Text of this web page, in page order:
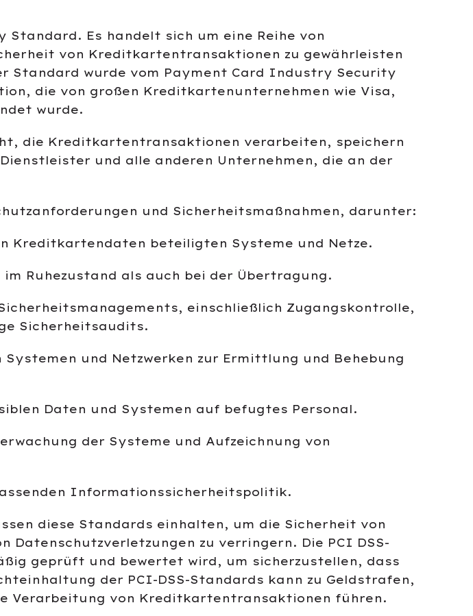
Es handelt sich um eine Reihe von
von Kreditkartentransaktionen zu gewährleisten
Standard wurde vom Payment Card Industry Security
die von großen Kreditkartenunternehmen wie Visa,
wurde.
die Kreditkartentransaktionen verarbeiten, speichern
und alle anderen Unternehmen, die an der
und Sicherheitsmaßnahmen, darunter:
Kreditkartendaten beteiligten Systeme und Netze.
Ruhezustand als auch bei der Übertragung.
einschließlich Zugangskontrolle,
Sicherheitsaudits.
und Netzwerken zur Ermittlung und Behebung
Daten und Systemen auf befugtes Personal.
der Systeme und Aufzeichnung von
Informationssicherheitspolitik.
diese Standards einhalten, um die Sicherheit von
Datenschutzverletzungen zu verringern. Die PCI DSS-
geprüft und bewertet wird, um sicherzustellen, dass
der PCI-DSS-Standards kann zu Geldstrafen,
Verarbeitung von Kreditkartentransaktionen führen.